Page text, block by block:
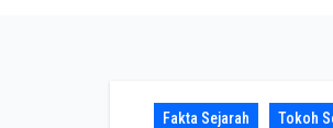
Fakta Sejarah Tokoh